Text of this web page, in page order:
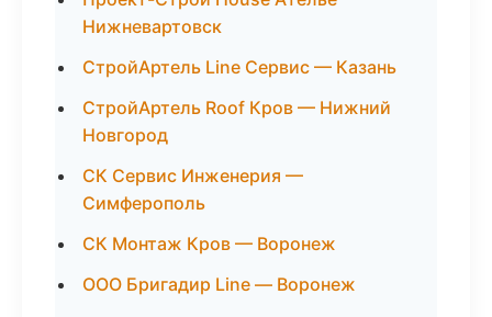
Нижневартовск
СтройАртель Line Сервис — Казань
СтройАртель Roof Кров — Нижний
Новгород
СК Сервис Инженерия —
Симферополь
СК Монтаж Кров — Воронеж
ООО Бригадир Line — Воронеж